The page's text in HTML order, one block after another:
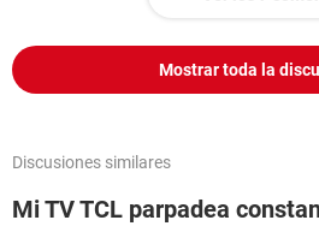
Mostrar toda la
Discusiones similares
Mi TV TCL parpadea